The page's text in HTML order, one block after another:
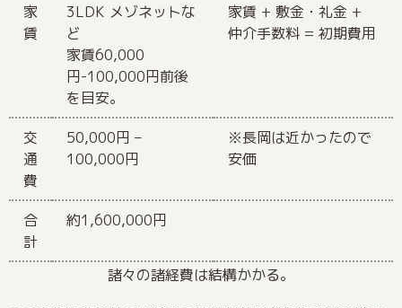
家
賃
3LDK メゾネットな
ど
家賃60,000
円-100,000円前後
を目安。
家賃 + 敷金・礼金 +
仲介手数料 = 初期費用
交
通
費
50,000円 –
100,000円
※長岡は近かったので
安価
合
計
約1,600,000円
諸々の諸経費は結構かかる。